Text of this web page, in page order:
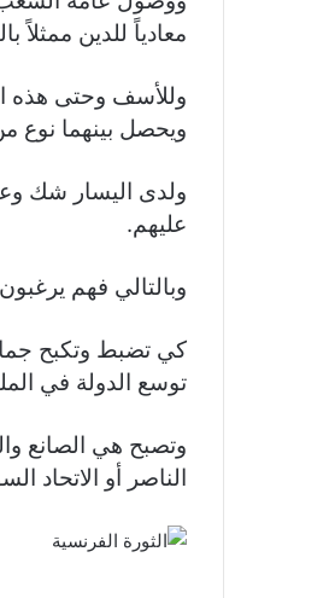
معادياً للدين ممثلاً
وللأسف وحتى هذه
ويحصل بينهما نوع
ولدى اليسار شك
عليهم.
وبالتالي فهم
كي تضبط وتكبح
توسع الدولة في
وتصبح هي الصانع
الناصر أو الاتحاد